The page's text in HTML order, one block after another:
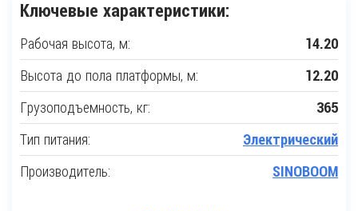
Ключевые характеристики:
Рабочая высота, м: 14.20
Высота до пола платформы, м: 12.20
Грузоподъемность, кг: 365
Тип питания: Электрический
Производитель: SINOBOOM